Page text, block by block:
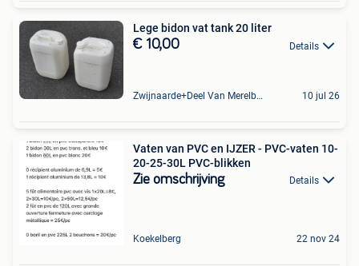
Lege bidon vat tank 20 liter
€ 10,00 Details
Zwijnaarde+Deel Van Merelbeke 10 jul 26
Vaten van PVC en IJZER - PVC-vaten 10-
20-25-30L PVC-blikken
Zie omschrijving Details
Koekelberg 22 nov 24